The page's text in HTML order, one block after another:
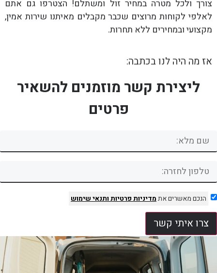
צורך ולכל מטרה במחיר זול ומשתלם! הצטרפו גם אתם
לאלפי לקוחות מרוצים שכבר מקבלים מאיתנו שירות אמין,
מקצועי ובמחירים ללא תחרות.
אז מה היה לנו בכתבה:
ליצירת קשר מוזמנים להשאיר
פרטים
הנכם מאשרים אתמדיניות פרטיותותנאי שימוש
צרו איתי קשר